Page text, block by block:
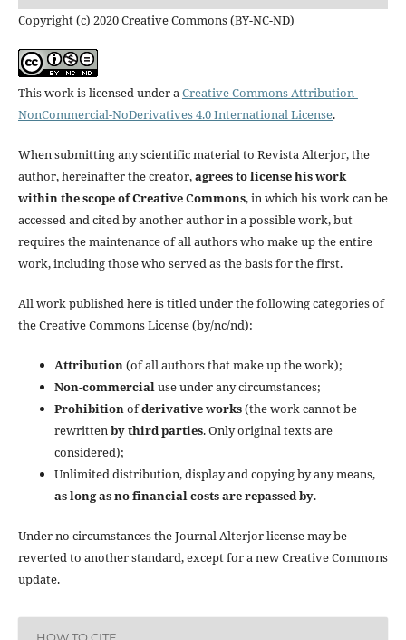
Copyright (c) 2020 Creative Commons (BY-NC-ND)
This work is licensed under aCreative Commons Attribution-
NonCommercial-NoDerivatives 4.0 International License.
When submitting any scientific material to Revista Alterjor, the
author, hereinafter the creator,agrees to license his work
within the scope of Creative Commons, in which his work can be
accessed and cited by another author in a possible work, but
requires the maintenance of all authors who make up the entire
work, including those who served as the basis for the first.
All work published here is titled under the following categories of
the Creative Commons License (by/nc/nd):
Attribution(of all authors that make up the work);
Non-commercialuse under any circumstances;
Prohibitionofderivative works(the work cannot be
rewrittenby third parties. Only original texts are
considered);
Unlimited distribution, display and copying by any means,
as long as no financial costs are repassed by.
Under no circumstances the Journal Alterjor license may be
reverted to another standard, except for a new Creative Commons
update.
HOW TO CITE